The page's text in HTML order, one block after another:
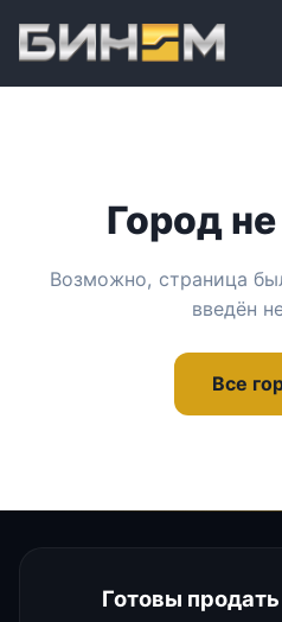
Город
Возможно, страница
введён
Все
Готовы